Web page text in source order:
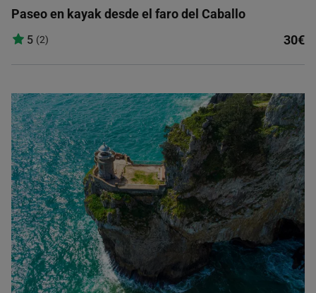
Paseo en kayak desde el faro del Caballo
5 (2) 30€